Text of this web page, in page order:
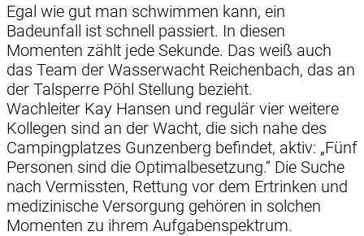
Egal wie gut man schwimmen kann, ein
Badeunfall ist schnell passiert. In diesen
Momenten zählt jede Sekunde. Das weiß auch
das Team der Wasserwacht Reichenbach, das an
der Talsperre Pöhl Stellung bezieht.
Wachleiter Kay Hansen und regulär vier weitere
Kollegen sind an der Wacht, die sich nahe des
Campingplatzes Gunzenberg befindet, aktiv: „Fünf
Personen sind die Optimalbesetzung.“ Die Suche
nach Vermissten, Rettung vor dem Ertrinken und
medizinische Versorgung gehören in solchen
Momenten zu ihrem Aufgabenspektrum.